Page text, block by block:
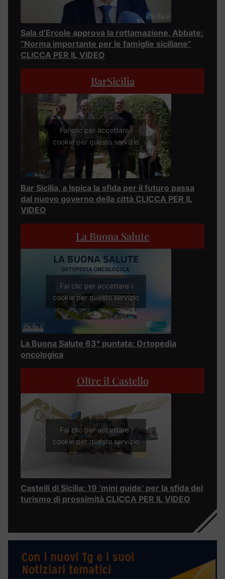
Sala d’Ercole approva la rottamazione, Abbate:
“Norma importante per le famiglie siciliane”
CLICCA PER IL VIDEO
BarSicilia
Fai clic per accettare i
cookie per questo servizio
Bar Sicilia, a Ispica la sfida per il futuro passa
dal nuovo governo della città CLICCA PER IL
VIDEO
La Buona Salute
Fai clic per accettare i
cookie per questo servizio
La Buona Salute 63° puntata: Ortopedia
oncologica
Oltre il Castello
Fai clic per accettare i
cookie per questo servizio
Castelli di Sicilia: 19 ‘mini guide’ per la sfida del
turismo di prossimità CLICCA PER IL VIDEO